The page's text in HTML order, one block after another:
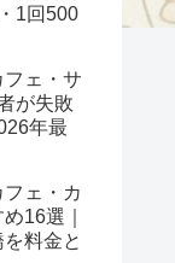
1回500
フェ・サ
が失敗
年最
ェ・カ
16選｜
料金と